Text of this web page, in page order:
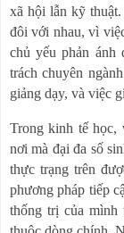
xã hội lẫn kỹ
đôi với nhau, vì
chủ yếu phản ánh
trách chuyên
giảng dạy, và việc
Trong kinh tế học,
nơi mà đại đa số
thực trạng trên
phương pháp tiếp
thống trị của mình